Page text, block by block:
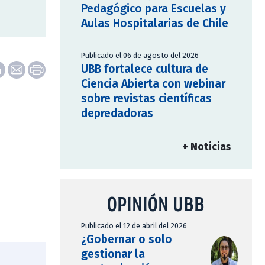
Pedagógico para Escuelas y
Aulas Hospitalarias de Chile
Publicado el 06 de agosto del 2026
UBB fortalece cultura de
Ciencia Abierta con webinar
sobre revistas científicas
depredadoras
+ Noticias
OPINIÓN UBB
Publicado el 12 de abril del 2026
¿Gobernar o solo
gestionar la